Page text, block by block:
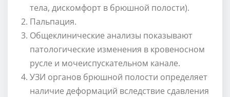
тела, дискомфорт в брюшной полости).
Пальпация.
Общеклинические анализы показывают
патологические изменения в кровеносном
русле и мочеиспускательном канале.
УЗИ органов брюшной полости определяет
наличие деформаций вследствие сдавления